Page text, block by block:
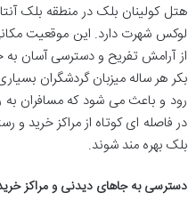
هتل کولینان بلک در منطقه بلک
لوکس شهرت دارد. این موقعیت
از آرامش تفریح و دسترسی آسان
بکر هر ساله میزبان گردشگران
رود و باعث می شود که مسافران به
در فاصله ای کوتاه از مراکز خرید و
بلک بهره مند شوند.
دسترسی به جاهای دیدنی و مراکز